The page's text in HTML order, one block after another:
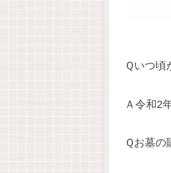
Ｑいつ
Ａ令和2
Ｑお墓